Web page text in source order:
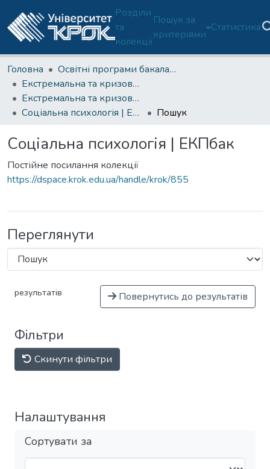
Розділи
та
колекції
Пошук за
критеріями
Статистика
Головна
Освітні програми бакалаврату
Екстремальна та кризова психологія (ОП 053/C4-Б)
Екстремальна та кризова психологія (ОП C4-Б)-2 курс
Соціальна психологія | ЕКПбак
Пошук
Соціальна психологія | ЕКПбак
Постійне посилання колекції
https://dspace.krok.edu.ua/handle/krok/855
Переглянути
результатів Повернутись до результатів
Фільтри
Скинути фільтри
Налаштування
Сортувати за